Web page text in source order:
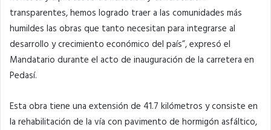
transparentes, hemos logrado traer a las comunidades más
humildes las obras que tanto necesitan para integrarse al
desarrollo y crecimiento económico del país”, expresó el
Mandatario durante el acto de inauguración de la carretera en
Pedasí.
Esta obra tiene una extensión de 41.7 kilómetros y consiste en
la rehabilitación de la vía con pavimento de hormigón asfáltico,